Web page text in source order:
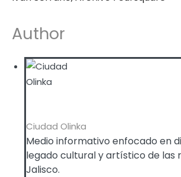
Author
Ciudad Olinka
Medio informativo enfocado en
legado cultural y artístico de las
Jalisco.